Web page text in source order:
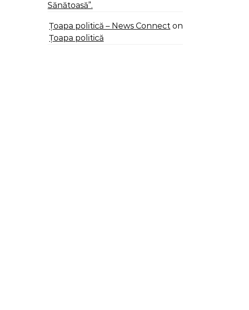
Sănătoasă”.
Țoapa politică – News Connect on
Țoapa politică